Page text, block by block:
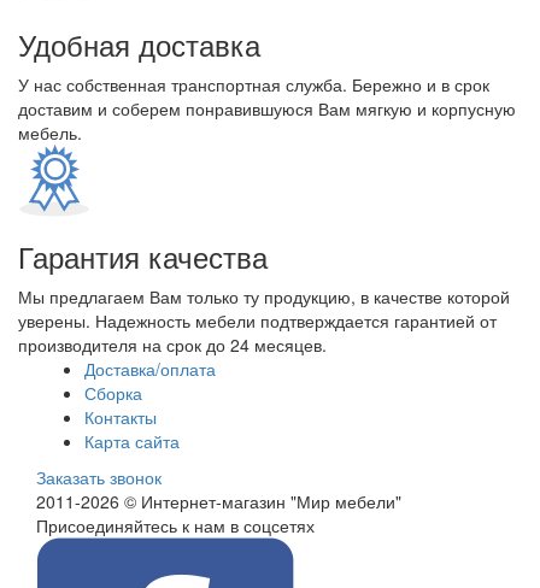
Удобная доставка
У нас собственная транспортная служба. Бережно и в срок
доставим и соберем понравившуюся Вам мягкую и корпусную
мебель.
Гарантия качества
Мы предлагаем Вам только ту продукцию, в качестве которой
уверены. Надежность мебели подтверждается гарантией от
производителя на срок до 24 месяцев.
Доставка/оплата
Сборка
Контакты
Карта сайта
Заказать звонок
2011-2026 © Интернет-магазин "Мир мебели"
Присоединяйтесь к нам в соцсетях